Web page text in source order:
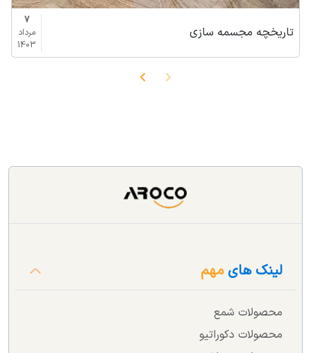
تاریخچه مجسمه سازی
7
مرداد
1403
لینک هایمهم
محصولات شمع
محصولات دکوراتیو